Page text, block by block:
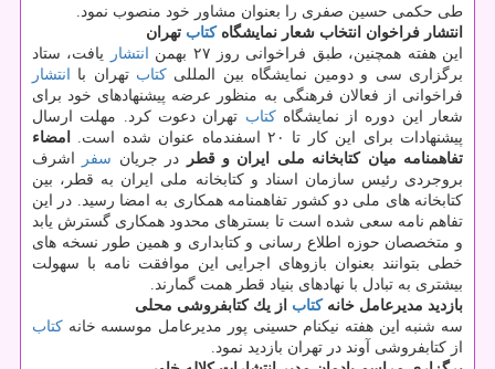
طی حكمی حسین صفری را بعنوان مشاور خود منصوب نمود.
انتشار فراخوان انتخاب شعار نمایشگاهكتاب تهران
این هفته همچنین، طبق فراخوانی روز ۲۷ بهمن
انتشار
یافت، ستاد
برگزاری سی و دومین نمایشگاه بین المللیكتاب تهران با انتشار
فراخوانی از فعالان فرهنگی به منظور عرضه پیشنهادهای خود برای
شعار این دوره از نمایشگاهكتاب تهران دعوت كرد. مهلت ارسال
پیشنهادات برای این كار تا ۲۰ اسفندماه عنوان شده است.
امضاء
تفاهمنامه میان كتابخانه ملی ایران و قطر
در جریان سفر
اشرف
بروجردی رئیس سازمان اسناد و كتابخانه ملی ایران به قطر، بین
كتابخانه های ملی دو كشور تفاهمنامه همكاری به امضا رسید. در این
تفاهم نامه سعی شده است تا بسترهای محدود همكاری گسترش یابد
و متخصصان حوزه اطلاع رسانی و كتابداری و همین طور نسخه های
خطی بتوانند بعنوان بازوهای اجرایی این موافقت نامه با سهولت
بیشتری به تبادل با نهادهای بنیاد قطر همت گمارند.
بازدید مدیرعامل خانهكتاب از یك كتابفروشی محلی
سه شنبه این هفته نیكنام حسینی پور مدیرعامل موسسه خانه كتاب
از كتابفروشی آوند در تهران بازدید نمود.